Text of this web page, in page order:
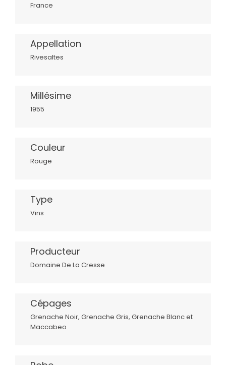
France
Appellation
Rivesaltes
Millésime
1955
Couleur
Rouge
Type
Vins
Producteur
Domaine De La Cresse
Cépages
Grenache Noir, Grenache Gris, Grenache Blanc et
Maccabeo